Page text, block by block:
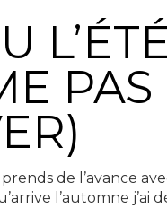
L’ÉTÉ
PAS
de l’avance
l’automne j’ai